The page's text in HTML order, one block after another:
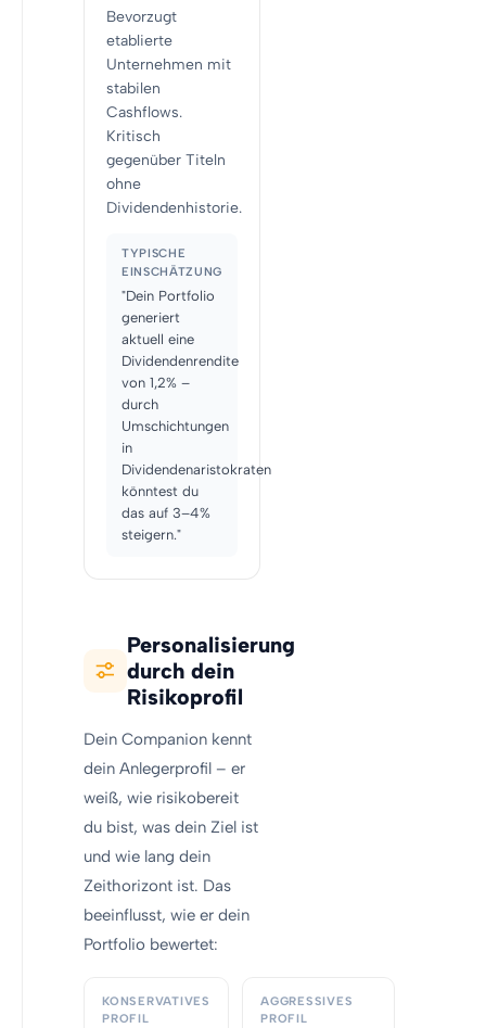
Bevorzugt
etablierte
Unternehmen mit
stabilen
Cashflows.
Kritisch
gegenüber Titeln
ohne
Dividendenhistorie.
TYPISCHE
EINSCHÄTZUNG
"Dein Portfolio
generiert
aktuell eine
Dividendenrendite
von 1,2% –
durch
Umschichtungen
in
Dividendenaristokraten
könntest du
das auf 3–4%
steigern."
Personalisierung
durch dein
Risikoprofil
Dein Companion kennt
dein Anlegerprofil – er
weiß, wie risikobereit
du bist, was dein Ziel ist
und wie lang dein
Zeithorizont ist. Das
beeinflusst, wie er dein
Portfolio bewertet:
KONSERVATIVES
PROFIL
AGGRESSIVES
PROFIL